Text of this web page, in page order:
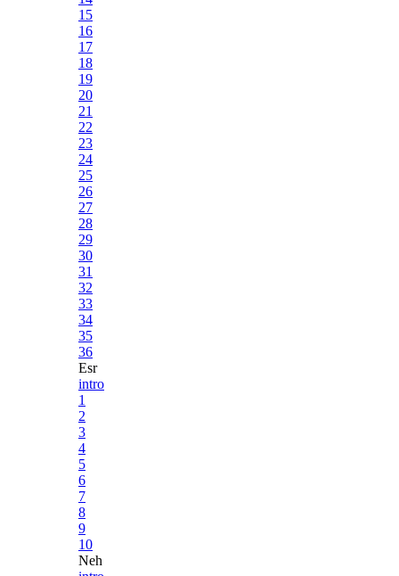
15
16
17
18
19
20
21
22
23
24
25
26
27
28
29
30
31
32
33
34
35
36
Esr
intro
1
2
3
4
5
6
7
8
9
10
Neh